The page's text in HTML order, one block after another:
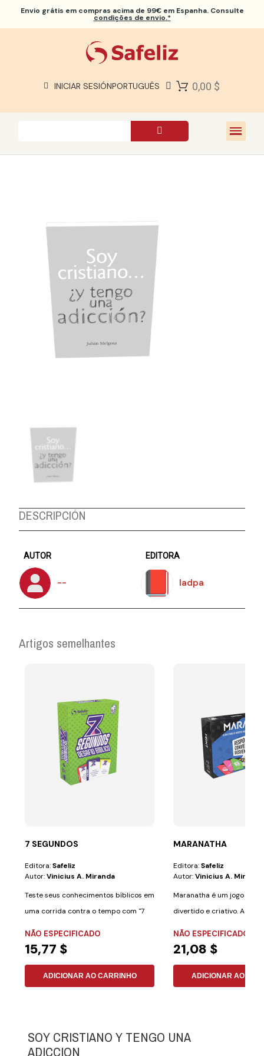
Envio grátis em compras acima de 99€ em Espanha. Consulte
condições de envio.*
INICIAR SESIÓNPORTUGUÊS 0,00 $
SOBRE NÓS
DESCRIPCIÓN
AUTOR
--
EDITORA
Iadpa
Artigos semelhantes
7 SEGUNDOS
Editora:Safeliz
Autor:Vinicius A. Miranda
Teste seus conhecimentos bíblicos em
uma corrida contra o tempo com "7
NÃO ESPECIFICADO
15,77 $
ADICIONAR AO CARRINHO
MARANATHA
Editora:Safeliz
Autor:Vinicius A. Miranda
Maranatha é um jogo de
divertido e criativo. A
NÃO ESPECIFICADO
21,08 $
ADICIONAR AO
SOY CRISTIANO Y TENGO UNA
ADICCION